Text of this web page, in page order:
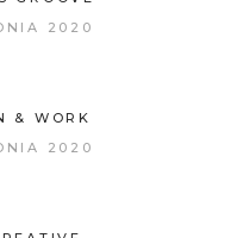
2020
& WORK
2020